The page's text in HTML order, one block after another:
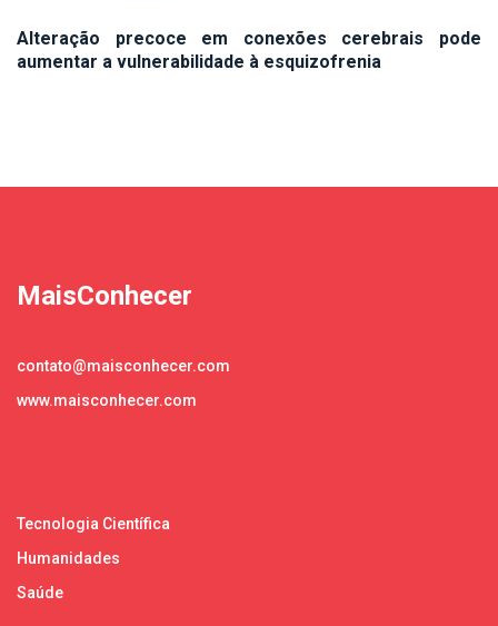
Alteração precoce em conexões cerebrais pode
aumentar a vulnerabilidade à esquizofrenia
MaisConhecer
contato@maisconhecer.com
www.maisconhecer.com
Tecnologia Científica
Humanidades
Saúde